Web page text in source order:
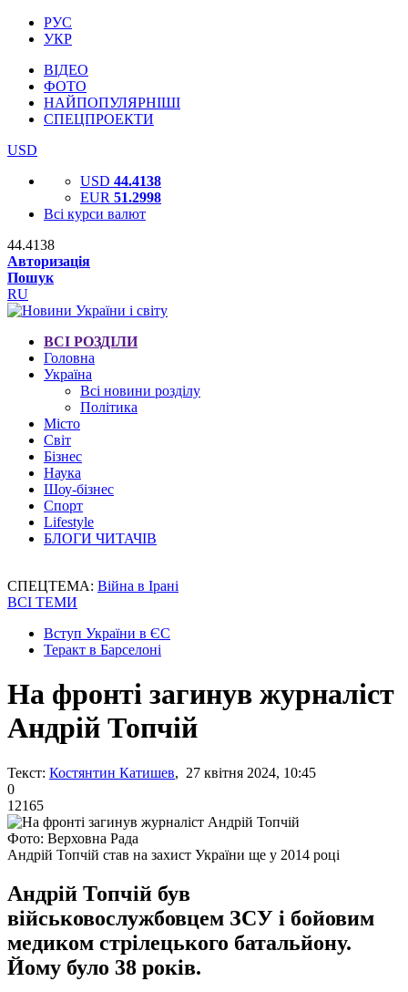
РУС
УКР
ВІДЕО
ФОТО
НАЙПОПУЛЯРНІШІ
СПЕЦПРОЕКТИ
USD
USD 44.4138
EUR 51.2998
Всі курси валют
44.4138
Авторизація
Пошук
RU
ВСІ РОЗДІЛИ
Головна
Україна
Всі новини розділу
Політика
Місто
Світ
Бізнес
Наука
Шоу-бізнес
Спорт
Lifestyle
БЛОГИ ЧИТАЧІВ
СПЕЦТЕМА: Війна в Ірані
ВСІ ТЕМИ
Вступ України в ЄС
Теракт в Барселоні
На фронті загинув журналіст
Андрій Топчій
Текст: Костянтин Катишев, 27 квітня 2024, 10:45
0
12165
Фото: Верховна Рада
Андрій Топчій став на захист України ще у 2014 році
Андрій Топчій був
військовослужбовцем ЗСУ і бойовим
медиком стрілецького батальйону.
Йому було 38 років.